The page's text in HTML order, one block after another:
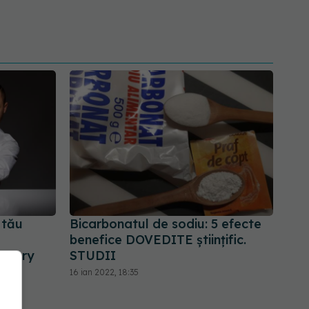
Bicarbonatul de sodiu: 5 efecte
benefice DOVEDITE științific.
STUDII
16 ian 2022, 18:35